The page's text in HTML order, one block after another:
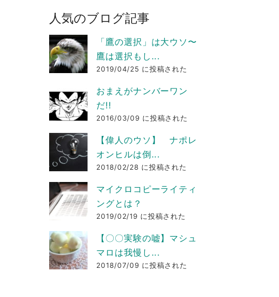
人気のブログ記事
「鷹の選択」は大ウソ〜
鷹は選択もし...
2019/04/25 に投稿された
おまえがナンバーワン
だ!!
2016/03/09 に投稿された
【偉人のウソ】 ナポレ
オンヒルは倒...
2018/02/28 に投稿された
マイクロコピーライティ
ングとは？
2019/02/19 に投稿された
【〇〇実験の嘘】マシュ
マロは我慢し...
2018/07/09 に投稿された